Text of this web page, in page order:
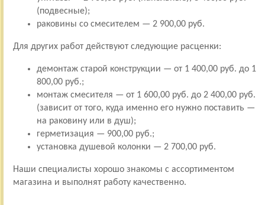
(подвесные);
раковины со смесителем — 2 900,00 руб.
Для других работ действуют следующие расценки:
демонтаж старой конструкции — от 1 400,00 руб. до 1
800,00 руб.;
монтаж смесителя — от 1 600,00 руб. до 2 400,00 руб.
(зависит от того, куда именно его нужно поставить —
на раковину или в душ);
герметизация — 900,00 руб.;
установка душевой колонки — 2 700,00 руб.
Наши специалисты хорошо знакомы с ассортиментом
магазина и выполнят работу качественно.